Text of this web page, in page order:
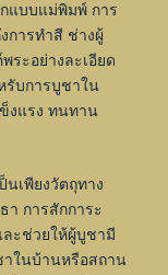
แบบแม่พิมพ์ การ
การทำสี ช่างผู้
ระอย่างละเอียด
รับการบูชาใน
งแรง ทนทาน
เพียงวัตถุทาง
า การสักการะ
ละช่วยให้ผู้บูชามี
ในบ้านหรือสถาน